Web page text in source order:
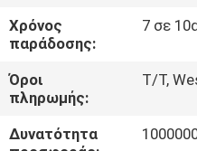
ΕΠΑΦΉ
ΜΕ
ΖΗΤΉΣΤΕ
Χρόνος
παράδοσης:
7 σε
Όροι
πληρωμής:
T/T,
Δυνατότητα